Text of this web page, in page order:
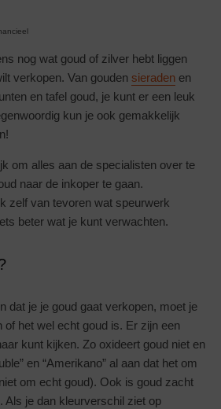
nog wat goud of zilver hebt liggen
verkopen. Van gouden sieraden en
en tafel goud, je kunt er een leuk
kun je ook gemakkelijk
om alles aan de specialisten over te
naar de inkoper te gaan.
zelf van tevoren wat speurwerk
beter wat je kunt verwachten.
dat je je goud gaat verkopen, moet je
het wel echt goud is. Er zijn een
kunt kijken. Zo oxideert goud niet en
en “Amerikano” al aan dat het om
om echt goud). Ook is goud zacht
Als je dan kleurverschil ziet op